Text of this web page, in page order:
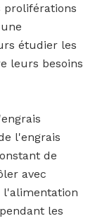
proliférations
étudier les
leurs besoins
l'engrais
de
avec
l'alimentation
les